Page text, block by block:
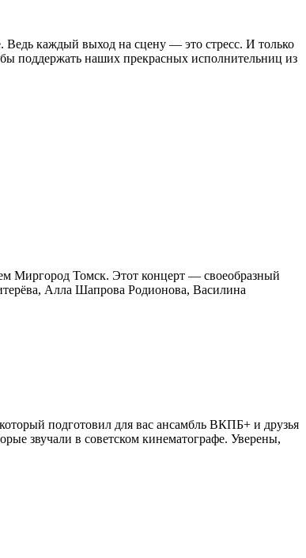
Ведь каждый выход на сцену — это стресс. И только
поддержать наших прекрасных исполнительниц из
Миргород Томск. Этот концерт — своеобразный
Алла Шапрова Родионова, Василина
подготовил для вас ансамбль ВКПБ+ и друзья
звучали в советском кинематографе. Уверены,